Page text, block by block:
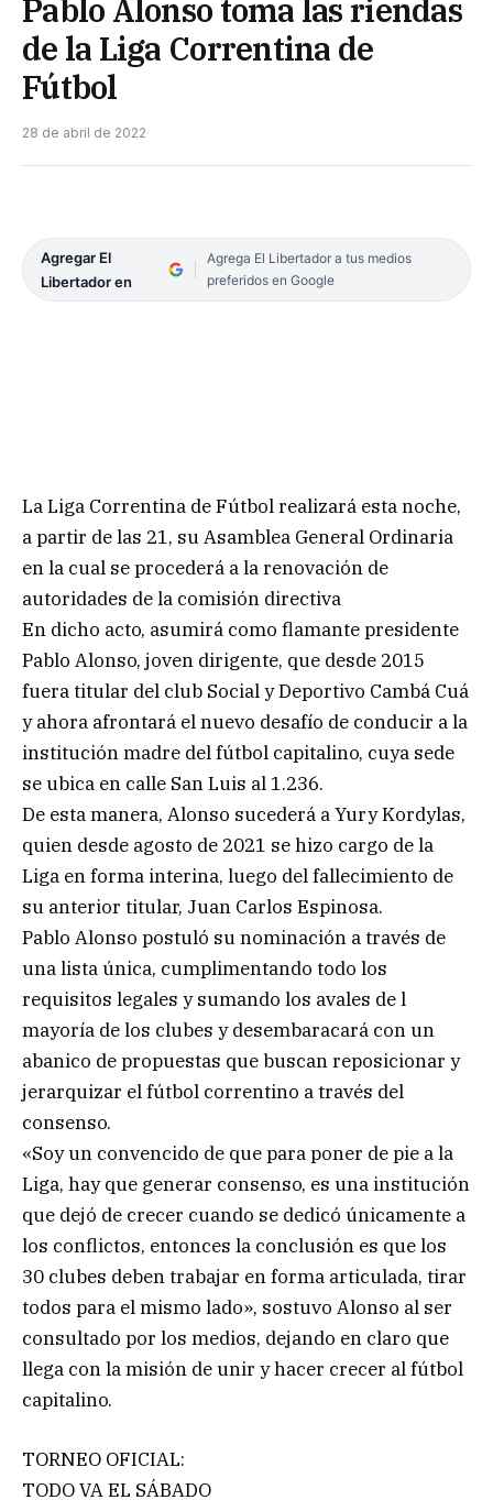
Pablo Alonso toma las riendas
de la Liga Correntina de
Fútbol
28 de abril de 2022
Agregar El
Libertador en
Agrega El Libertador a tus medios
preferidos en Google
La Liga Correntina de Fútbol realizará esta noche,
a partir de las 21, su Asamblea General Ordinaria
en la cual se procederá a la renovación de
autoridades de la comisión directiva
En dicho acto, asumirá como flamante presidente
Pablo Alonso, joven dirigente, que desde 2015
fuera titular del club Social y Deportivo Cambá Cuá
y ahora afrontará el nuevo desafío de conducir a la
institución madre del fútbol capitalino, cuya sede
se ubica en calle San Luis al 1.236.
De esta manera, Alonso sucederá a Yury Kordylas,
quien desde agosto de 2021 se hizo cargo de la
Liga en forma interina, luego del fallecimiento de
su anterior titular, Juan Carlos Espinosa.
Pablo Alonso postuló su nominación a través de
una lista única, cumplimentando todo los
requisitos legales y sumando los avales de l
mayoría de los clubes y desembaracará con un
abanico de propuestas que buscan reposicionar y
jerarquizar el fútbol correntino a través del
consenso.
«Soy un convencido de que para poner de pie a la
Liga, hay que generar consenso, es una institución
que dejó de crecer cuando se dedicó únicamente a
los conflictos, entonces la conclusión es que los
30 clubes deben trabajar en forma articulada, tirar
todos para el mismo lado», sostuvo Alonso al ser
consultado por los medios, dejando en claro que
llega con la misión de unir y hacer crecer al fútbol
capitalino.
TORNEO OFICIAL:
TODO VA EL SÁBADO